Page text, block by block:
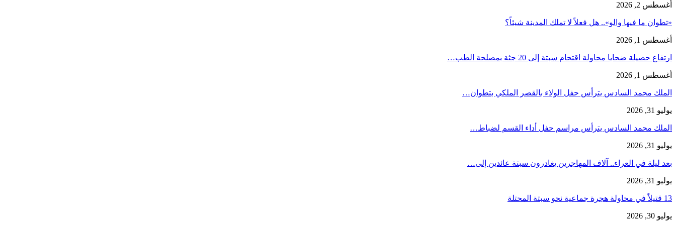
أغسطس 2, 2026
«تطوان ما فيها والو».. هل فعلاً لا تملك المدينة شيئاً؟
أغسطس 1, 2026
ارتفاع حصيلة ضحايا محاولة اقتحام سبتة إلى 20 جثة بمصلحة الطب…
أغسطس 1, 2026
الملك محمد السادس يترأس حفل الولاء بالقصر الملكي بتطوان…
يوليو 31, 2026
الملك محمد السادس يترأس مراسم حفل أداء القسم لضباط…
يوليو 31, 2026
بعد ليلة في العراء.. آلاف المهاجرين يغادرون سبتة عائدين إلى…
يوليو 31, 2026
13 قتيلاً في محاولة هجرة جماعية نحو سبتة المحتلة
يوليو 30, 2026